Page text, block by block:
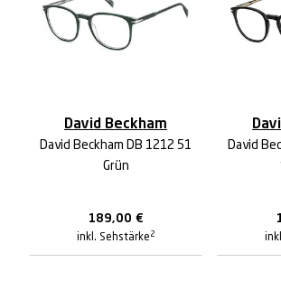
David Beckham
David Beckham DB 1212 51
Grün
189,00 €
inkl. Sehstärke 2
David